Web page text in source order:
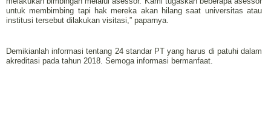
untuk membimbing tapi hak mereka akan hilang saat universitas atau
institusi tersebut dilakukan visitasi,” paparnya.
Demikianlah informasi tentang 24 standar PT yang harus di patuhi dalam
akreditasi pada tahun 2018. Semoga informasi bermanfaat.